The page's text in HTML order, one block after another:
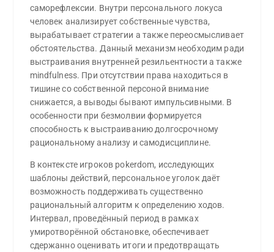
саморефлексии. Внутри персонального локуса
человек анализирует собственные чувства,
вырабатывает стратегии а также переосмысливает
обстоятельства. Данный механизм необходим ради
выстраивания внутренней резильентности а также
mindfulness. При отсутствии права находиться в
тишине со собственной персоной внимание
снижается, а выводы бывают импульсивными. В
особенности при безмолвии формируется
способность к выстраиванию долгосрочному
рациональному анализу и самодисциплине.
В контексте игроков pokerdom, исследующих
шаблоны действий, персональное уголок даёт
возможность поддерживать существенно
рациональный алгоритм к определению ходов.
Интервал, проведённый период в рамках
умиротворённой обстановке, обеспечивает
сдержанно оценивать итоги и предотвращать